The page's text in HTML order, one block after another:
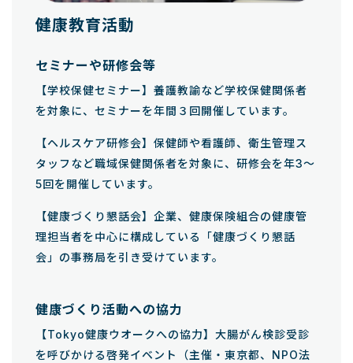
健康教育活動
セミナーや研修会等
【学校保健セミナー】養護教諭など学校保健関係者
を対象に、セミナーを年間３回開催しています。
【ヘルスケア研修会】保健師や看護師、衛生管理ス
タッフなど職域保健関係者を対象に、研修会を年3～
5回を開催しています。
【健康づくり懇話会】企業、健康保険組合の健康管
理担当者を中心に構成している「健康づくり懇話
会」の事務局を引き受けています。
健康づくり活動への協力
【Tokyo健康ウオークへの協力】大腸がん検診受診
を呼びかける啓発イベント（主催・東京都、NPO法